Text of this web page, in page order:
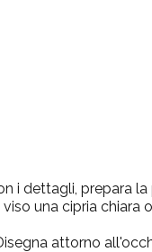
i dettagli, prepara
una cipria chiara
attorno